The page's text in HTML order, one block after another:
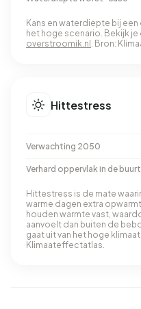
Kans en waterdiepte bij
het hoge scenario. Bekijk
overstroomik.nl . Bron:
Hittestress
Verwachting 2050
Verhard oppervlak in de buurt
Hittestress is de mate
warme dagen extra
houden warmte vast,
aanvoelt dan buiten de
gaat uit van het hoge
Klimaateffectatlas.